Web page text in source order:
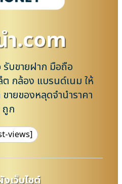
า.com
รับขายฝาก มือถือ
กล้อง แบรนด์เนม ให้
ายของหลุดจำนำราคา
ถูก
views]
เว็บไซต์